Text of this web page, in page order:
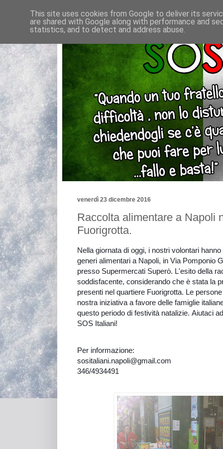
venerdì 23 dicembre 2016
Raccolta alimentare a Napoli
Fuorigrotta.
Nella giornata di oggi, i nostri volontari
generi alimentari a Napoli, in Via Pomponio
presso Supermercati Superò. L'esito della
soddisfacente, considerando che è stata la
presenti nel quartiere Fuorigrotta. Le
nostra iniziativa a favore delle famiglie
questo periodo di festività natalizie. Aiutaci
SOS Italiani!
Per informazione:
sositaliani.napoli@gmail.com
346/4934491
This site uses cookies from Google to deliver its
are shared with Google along with performance and
statistics, and to detect and address abuse.